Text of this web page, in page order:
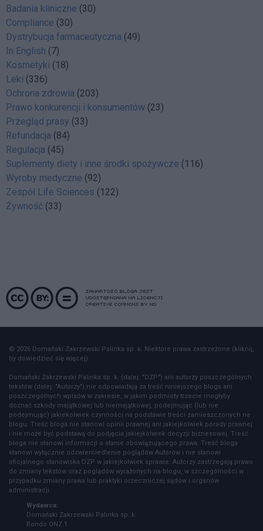
Badania kliniczne (30)
Compliance (30)
Dystrybucja farmaceutyczna (49)
In English (7)
Kosmetyki (18)
Leki (336)
Ochrona zdrowia (203)
Prawo konkurencji i konsumentów (23)
Przegląd prasy (33)
Refundacja (84)
Regulacja (45)
Suplementy diety i inne środki spożywcze (116)
Wyroby medyczne (92)
Zespół Life Sciences (122)
Żywność (33)
© 2026 Domański Zakrzewski Palinka sp. k. Niektóre prawa zastrzeżone (kliknij,
by dowiedzieć się więcej).
Domański Zakrzewski Palinka sp. k. (dalej: "DZP") ani autorzy poszczególnych
tekstów (dalej: "Autorzy") nie odpowiadają za treść niniejszego bloga ani
poszczególnych wpisów w zakresie, w jakim podmioty trzecie mogłyby
doznać szkody majątkowej lub niemajątkowej, podejmując (lub nie
podejmując) jakiekolwiek czynności na podstawie treści zamieszczonych na
blogu. Treść bloga nie stanowi opinii prawnej ani jakiejkolwiek porady prawnej
i nie może być podstawą do podjęcia jakiejkolwiek decyzji biznesowej. Treść
bloga nie stanowi informacji o stanie obowiązującego prawa. Treść bloga
stanowi wyłącznie odzwierciedlenie poglądów Autorów i nie stanowi
oficjalnego stanowiska DZP w jakiejkolwiek sprawie. Autorzy zastrzegają prawo
do zmiany tekstów oraz poglądów wyrażonych na blogu, w szczególności w
przypadku zmiany prawa lub praktyki orzeczniczej sądów i organów
administracji.
Wydawca:
Domański Zakrzewski Palinka sp. k.
Rondo ONZ 1